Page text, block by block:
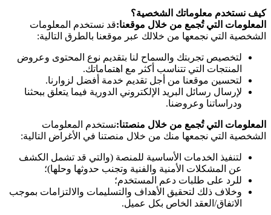
كيف نستخدم معلوماتك الشخصية؟
المعلومات التي تُجمع من خلال موقعنا:قد نستخدم المعلومات
الشخصية التي نجمعها من خلالك عبر موقعنا بالطرق التالية:
لتخصيص تجربتك والسماح لنا بتقديم نوع المحتوى وعروض
المنتجات التي تتناسب أكثر مع اهتماماتك.
لتحسين موقعنا من أجل تقديم خدمة أفضل لزوارنا.
لإرسال رسائل البريد الإلكتروني الدورية فيما يتعلق ببحثنا
ودراساتنا وعروضنا.
المعلومات التي تُجمع من خلال منصتنا:نستخدم المعلومات
الشخصية التي نجمعها منك من خلال منصتنا في الأغراض التالية:
لتنفيذ الخدمات الأساسية للمنصة (والتي قد تشمل الكشف
عن المشكلات الأمنية والفنية وتجنب حدوثها وحلها)؛
للرد على طلبات دعم المستخدم؛
وخلاف ذلك لتحقيق الأهداف والتسليمات والالتزامات بموجب
الاتفاق/العقد الخاص بكل عميل.